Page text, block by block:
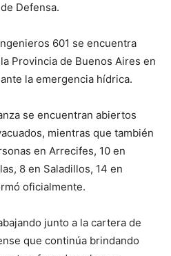
Defensa.
601 se encuentra
Provincia de Buenos Aires en
la emergencia hídrica.
se encuentran abiertos
mientras que también
en Arrecifes, 10 en
8 en Saladillos, 14 en
oficialmente.
junto a la cartera de
que continúa brindando